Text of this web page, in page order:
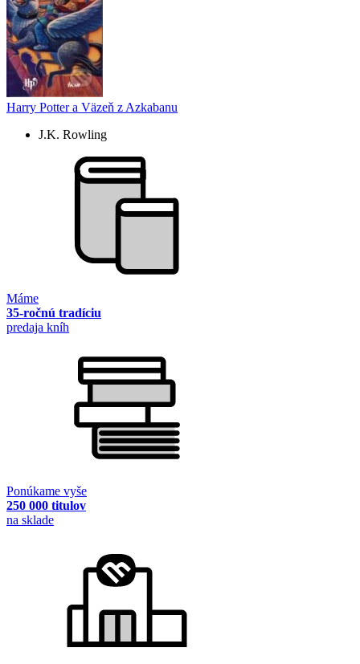
Harry Potter a Väzeň z Azkabanu
J.K. Rowling
Máme
35-ročnú tradíciu
predaja kníh
Ponúkame vyše
250 000 titulov
na sklade